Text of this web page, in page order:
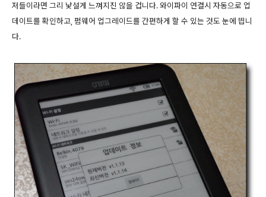
저들이라면 그리 낯설게 느껴지진 않을 겁니다. 와이파이 연결시 자동으로 업
데이트를 확인하고, 펌웨어 업그레이드를 간편하게 할 수 있는 것도 눈에 띕니
다.